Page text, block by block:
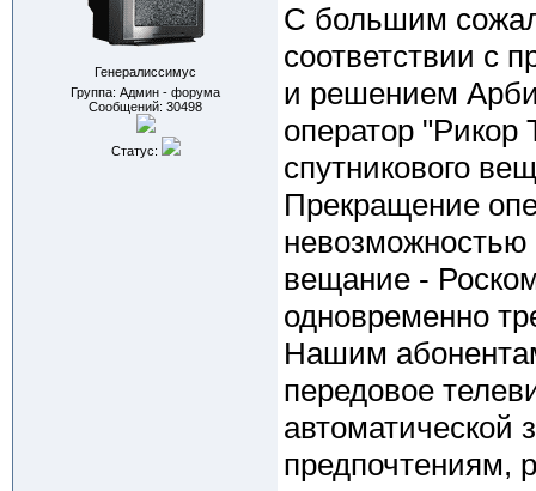
Генералиссимус
Группа: Админ - форума
Сообщений: 30498
Статус:
С большим
соответствии с
и решением
оператор "Рикор
спутникового
Прекращение
невозможностью
вещание -
одновременно
Нашим
передовое
предпочтениям,